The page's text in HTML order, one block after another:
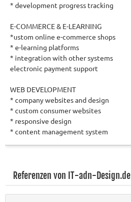
* development progress tracking
E-COMMERCE & E-LEARNING
*ustom online e-commerce shops
* e-learning platforms
* integration with other systems
electronic payment support
WEB DEVELOPMENT
* company websites and design
* custom consumer websites
* responsive design
* content management system
Referenzen von IT-adn-Design.de